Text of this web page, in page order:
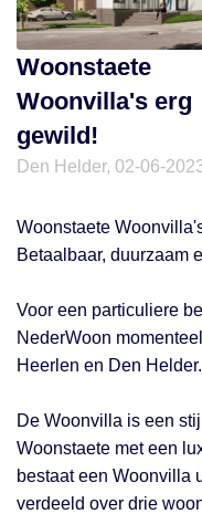
Woonstaete
Woonvilla's erg
gewild!
Den Helder, 02-06-
Woonstaete
Betaalbaar, duurzaam
Voor een particuliere
NederWoon
Heerlen en Den Helder.
De Woonvilla is een
Woonstaete met een
bestaat een Woonvilla
verdeeld over drie